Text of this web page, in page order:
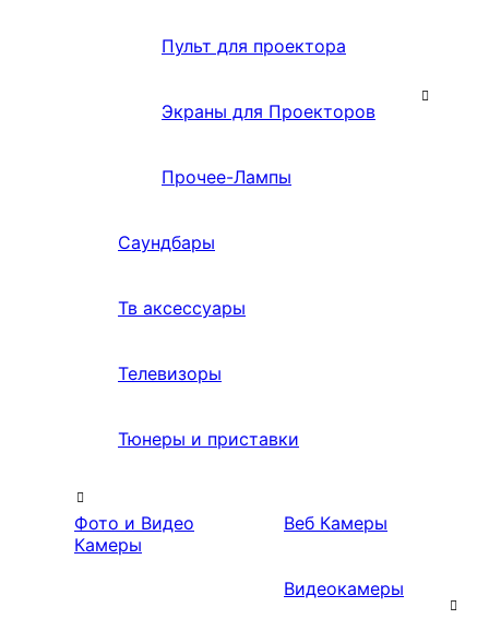
Пульт для проектора
Экраны для Проекторов
Прочее-Лампы
Саундбары
Тв аксессуары
Телевизоры
Тюнеры и приставки
Фото и Видео
Камеры
Веб Камеры
Видеокамеры